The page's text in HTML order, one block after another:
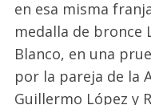
en esa misma
medalla de bronce
Blanco, en una
por la pareja de la
Guillermo López y